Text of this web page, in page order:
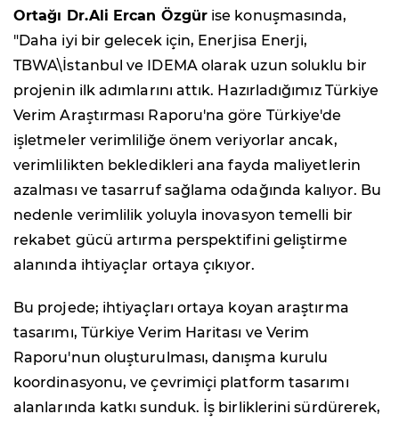
Ortağı Dr.Ali Ercan Özgür ise konuşmasında,
"Daha iyi bir gelecek için, Enerjisa Enerji,
TBWA\İstanbul ve IDEMA olarak uzun soluklu bir
projenin ilk adımlarını attık. Hazırladığımız Türkiye
Verim Araştırması Raporu'na göre Türkiye'de
işletmeler verimliliğe önem veriyorlar ancak,
verimlilikten bekledikleri ana fayda maliyetlerin
azalması ve tasarruf sağlama odağında kalıyor. Bu
nedenle verimlilik yoluyla inovasyon temelli bir
rekabet gücü artırma perspektifini geliştirme
alanında ihtiyaçlar ortaya çıkıyor.
Bu projede; ihtiyaçları ortaya koyan araştırma
tasarımı, Türkiye Verim Haritası ve Verim
Raporu'nun oluşturulması, danışma kurulu
koordinasyonu, ve çevrimiçi platform tasarımı
alanlarında katkı sunduk. İş birliklerini sürdürerek,